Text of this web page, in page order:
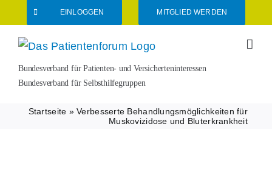
Inhalt
springen
EINLOGGEN MITGLIED WERDEN
Bundesverband für Patienten- und Versicherteninteressen
Bundesverband für Selbsthilfegruppen
Startseite »Verbesserte Behandlungsmöglichkeiten für
Muskovizidose und Bluterkrankheit